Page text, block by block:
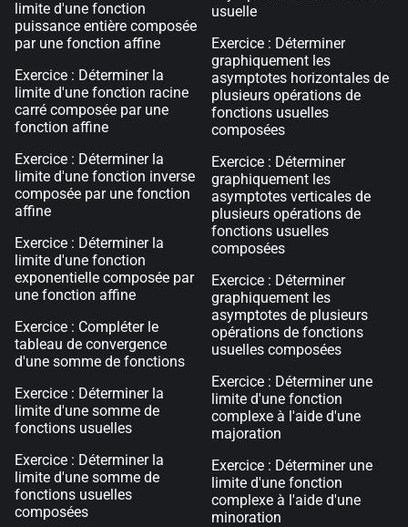
limite d'une fonction
puissance entière composée
par une fonction affine
Exercice : Déterminer la
limite d'une fonction racine
carré composée par une
fonction affine
Exercice : Déterminer la
limite d'une fonction inverse
composée par une fonction
affine
Exercice : Déterminer la
limite d'une fonction
exponentielle composée par
une fonction affine
Exercice : Compléter le
tableau de convergence
d'une somme de fonctions
Exercice : Déterminer la
limite d'une somme de
fonctions usuelles
Exercice : Déterminer la
limite d'une somme de
fonctions usuelles
composées
usuelle
Exercice : Déterminer
graphiquement les
asymptotes horizontales de
plusieurs opérations de
fonctions usuelles
composées
Exercice : Déterminer
graphiquement les
asymptotes verticales de
plusieurs opérations de
fonctions usuelles
composées
Exercice : Déterminer
graphiquement les
asymptotes de plusieurs
opérations de fonctions
usuelles composées
Exercice : Déterminer une
limite d'une fonction
complexe à l'aide d'une
majoration
Exercice : Déterminer une
limite d'une fonction
complexe à l'aide d'une
minoration